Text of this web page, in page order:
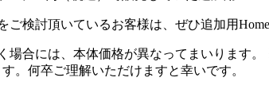
ご検討頂いているお客様は、ぜひ追加用
合には、本体価格が異なってまいります
。何卒ご理解いただけますと幸いです。